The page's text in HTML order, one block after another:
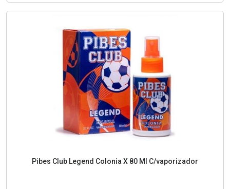
Pibes Club Legend Colonia X 80 Ml C/vaporizador